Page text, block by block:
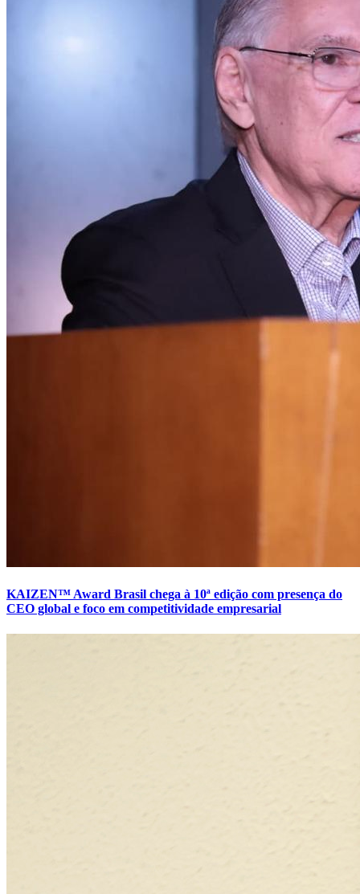
KAIZEN™️ Award Brasil chega à 10ª edição com presença do
CEO global e foco em competitividade empresarial